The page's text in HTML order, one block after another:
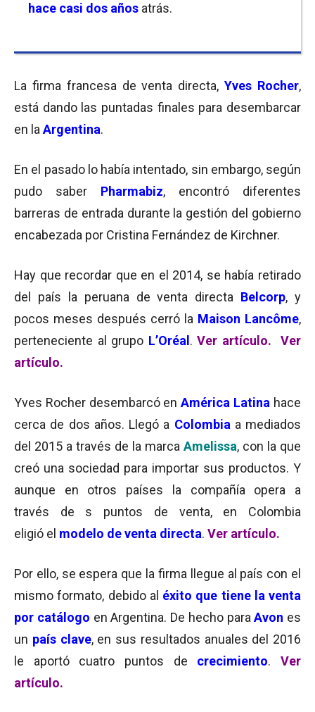
hace casi dos años atrás.
La firma francesa de venta directa, Yves Rocher,
está dando las puntadas finales para desembarcar
en la Argentina.
En el pasado lo había intentado, sin embargo, según
pudo saber Pharmabiz, encontró diferentes
barreras de entrada durante la gestión del gobierno
encabezada por Cristina Fernández de Kirchner.
Hay que recordar que en el 2014, se había retirado
del país la peruana de venta directa Belcorp, y
pocos meses después cerró la Maison Lancôme,
perteneciente al grupo L’Oréal .Ver artículo.
Ver
artículo.
Yves Rocher desembarcó enAmérica Latina hace
cerca de dos años. Llegó a Colombia a mediados
del 2015 a través de la marca Amelissa, con la que
creó una sociedad para importar sus productos. Y
aunque en otros países la compañía opera a
través de s puntos de venta, en Colombia
eligió el modelo de venta directa. Ver artículo.
Por ello, se espera que la firma llegue al país con el
mismo formato, debido al éxito que tiene la venta
por catálogo en Argentina. De hecho paraAvon es
un país clave, en sus resultados anuales del 2016
le aportó cuatro puntos de crecimiento.Ver
artículo.